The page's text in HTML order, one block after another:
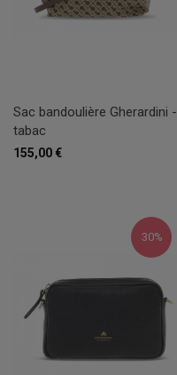
Sac bandoulière Gherardini -
tabac
155,00 €
30%